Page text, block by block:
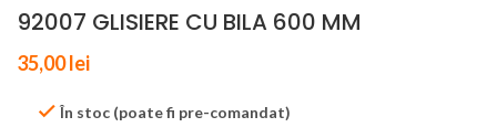
92007 GLISIERE CU BILA 600 MM
35,00lei
În stoc (poate fi pre-comandat)